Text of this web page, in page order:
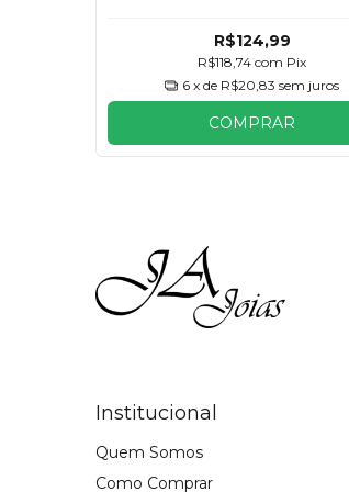
R$124,99
R$118,74 com Pix
6 x de R$20,83 sem juros
COMPRAR
Institucional
Quem Somos
Como Comprar